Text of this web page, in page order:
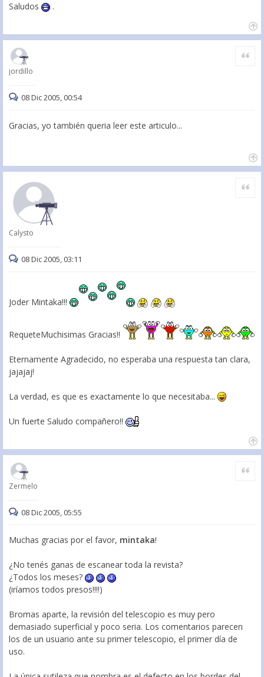
Saludos .
jordillo
Citar
08 Dic 2005, 00:54
Gracias, yo también queria leer este articulo...
Calysto
Citar
08 Dic 2005, 03:11
Joder Mintaka!!!
RequeteMuchisimas Gracias!!
Eternamente Agradecido, no esperaba una respuesta tan clara,
jajajaj!
La verdad, es que es exactamente lo que necesitaba...
Un fuerte Saludo compañero!!
Zermelo
Citar
08 Dic 2005, 05:55
Muchas gracias por el favor, mintaka!
¿No tenés ganas de escanear toda la revista?
¿Todos los meses?
(iríamos todos presos!!!!)
Bromas aparte, la revisión del telescopio es muy pero
demasiado superficial y poco seria. Los comentarios parecen
los de un usuario ante su primer telescopio, el primer día de
uso.